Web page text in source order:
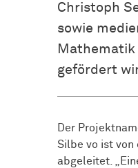
Christoph
sowie
Mathematik
gefördert
Der
Silbe vo ist
abgeleitet.